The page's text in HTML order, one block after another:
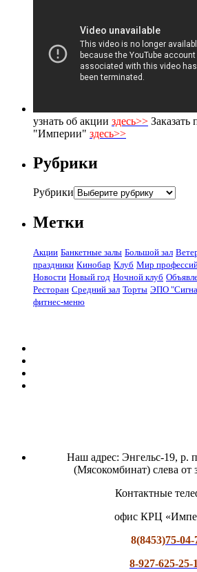
узнать об акции здесь>> Заказать
"Империи" здесь>>
Рубрики
Рубрики
Метки
Акции Банкетные залы Большой зал
праздники Кинобар Клуб Мир
Новости Новый год Ночной клуб
Ресторан Средний зал Торты ЭПО
фитнес-меню
Наш адрес: Энгельс-19, р.
(Мясокомбинат) слева от
Контактные
офис КРЦ
8(8453)75-04-
8-927-625-25-